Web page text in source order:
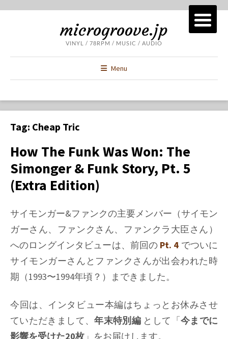
microgroove.jp
VINYL / 78RPM / MUSIC / AUDIO
Menu
Tag: Cheap Tric
How The Funk Was Won: The
Simonger & Funk Story, Pt. 5
(Extra Edition)
サイモンガー&ファンクの主要メンバー（サイモン
ガーさん、ファンクさん、ファンクラ大臣さん）
へのロングインタビューは、前回の Pt. 4 でついに
サイモンガーさんとファンクさんが出会われた時
期（1993〜1994年頃？）まできました。
今回は、インタビュー本編はちょっとお休みさせ
ていただきまして、年末特別編 として「今までに
影響を受けた20枚 」をお届けします。